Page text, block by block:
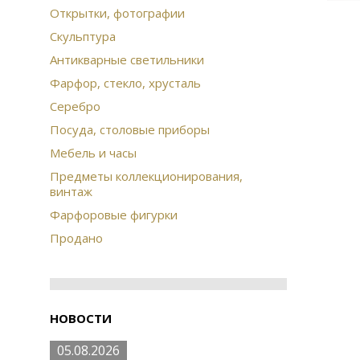
Открытки, фотографии
Скульптура
Антикварные светильники
Фарфор, стекло, хрусталь
Серебро
Посуда, столовые приборы
Мебель и часы
Предметы коллекционирования,
винтаж
Фарфоровые фигурки
Продано
НОВОСТИ
05.08.2026